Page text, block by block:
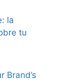
la
tu
Brand’s